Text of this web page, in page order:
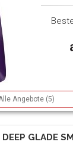
Angebote (5)
DEEP GLADE